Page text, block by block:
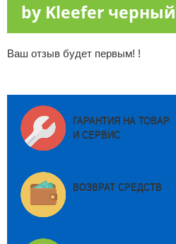
by Kleefer черный
Ваш отзыв будет первым! !
ГАРАНТИЯ НА ТОВАР
И СЕРВИС
ВОЗВРАТ СРЕДСТВ